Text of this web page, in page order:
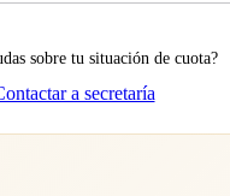
sobre tu situación de cuota?
a secretaría